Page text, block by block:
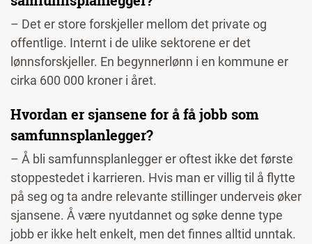
– Det er store forskjeller mellom det private og
offentlige. Internt i de ulike sektorene er det
lønnsforskjeller. En begynnerlønn i en kommune er
cirka 600 000 kroner i året.
Hvordan er sjansene for å få jobb som
samfunnsplanlegger?
– Å bli samfunnsplanlegger er oftest ikke det første
stoppestedet i karrieren. Hvis man er villig til å flytte
på seg og ta andre relevante stillinger underveis øker
sjansene. Å være nyutdannet og søke denne type
jobb er ikke helt enkelt, men det finnes alltid unntak.